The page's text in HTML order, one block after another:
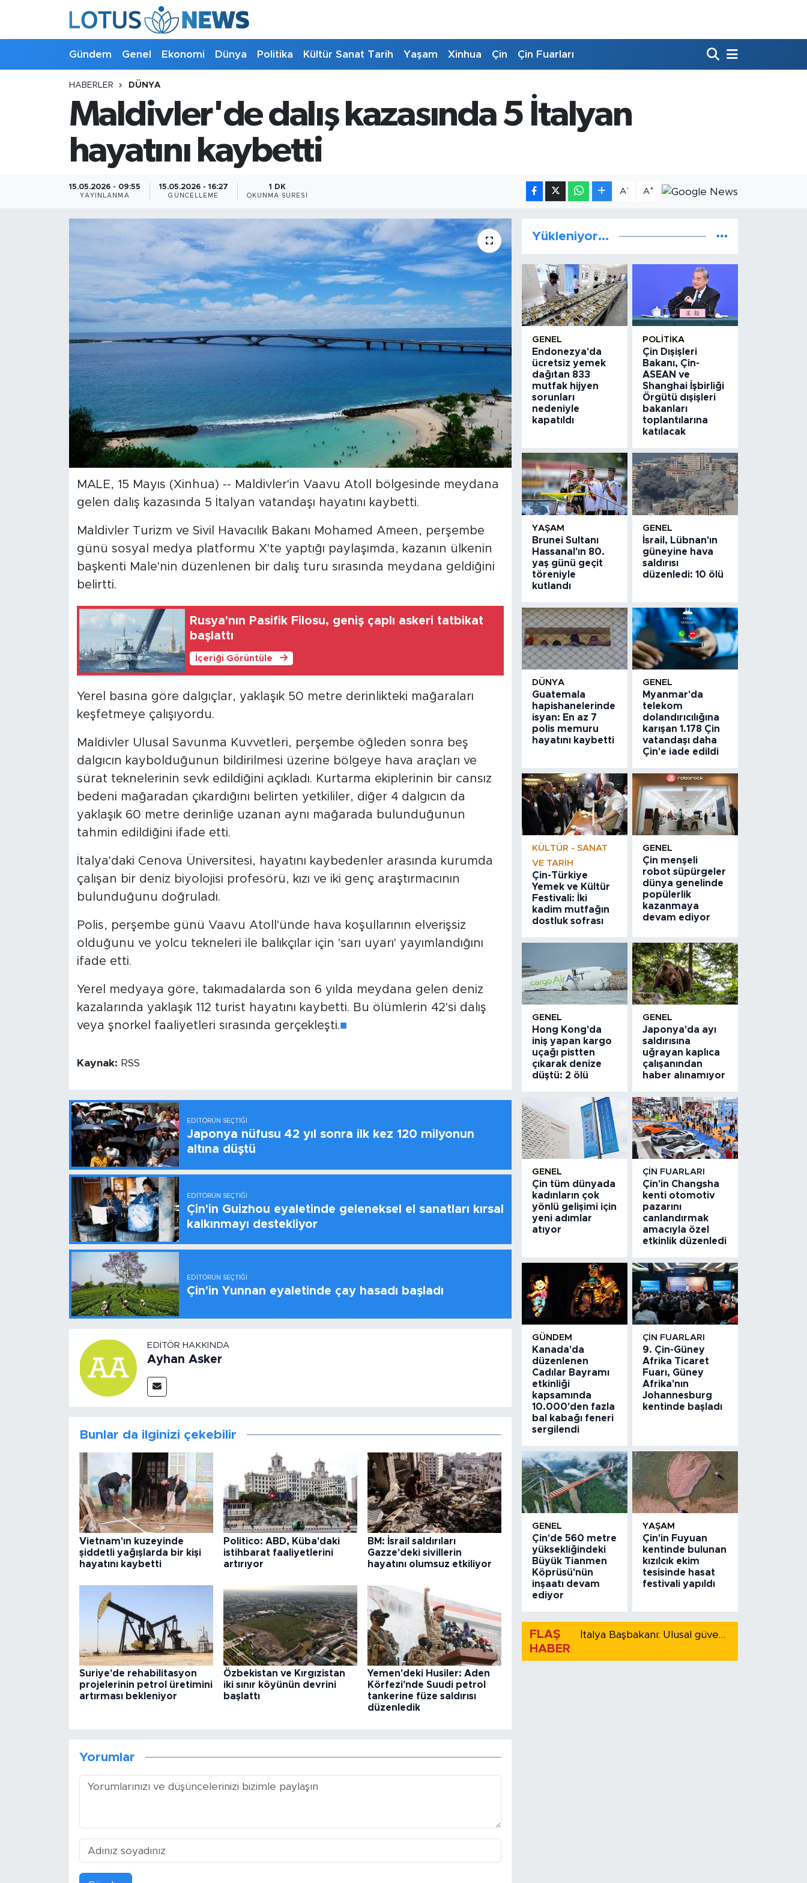
Gündem Genel Ekonomi Dünya Politika Kültür Sanat Tarih Yaşam Xinhua Çin Çin Fuarları
HABERLER DÜNYA
Maldivler'de dalış kazasında 5 İtalyan
hayatını kaybetti
15.05.2026 - 09:55
YAYINLANMA
15.05.2026 - 16:27
GÜNCELLEME
1 DK
OKUNMA SÜRESI
A- A+
MALE, 15 Mayıs (Xinhua) -- Maldivler'in Vaavu Atoll bölgesinde meydana
gelen dalış kazasında 5 İtalyan vatandaşı hayatını kaybetti.
Maldivler Turizm ve Sivil Havacılık Bakanı Mohamed Ameen, perşembe
günü sosyal medya platformu X'te yaptığı paylaşımda, kazanın ülkenin
başkenti Male'nin düzenlenen bir dalış turu sırasında meydana geldiğini
belirtti.
Rusya'nın Pasifik Filosu, geniş çaplı askeri tatbikat
başlattı
İçeriği Görüntüle
Yerel basına göre dalgıçlar, yaklaşık 50 metre derinlikteki mağaraları
keşfetmeye çalışıyordu.
Maldivler Ulusal Savunma Kuvvetleri, perşembe öğleden sonra beş
dalgıcın kaybolduğunun bildirilmesi üzerine bölgeye hava araçları ve
sürat teknelerinin sevk edildiğini açıkladı. Kurtarma ekiplerinin bir cansız
bedeni mağaradan çıkardığını belirten yetkililer, diğer 4 dalgıcın da
yaklaşık 60 metre derinliğe uzanan aynı mağarada bulunduğunun
tahmin edildiğini ifade etti.
İtalya'daki Cenova Üniversitesi, hayatını kaybedenler arasında kurumda
çalışan bir deniz biyolojisi profesörü, kızı ve iki genç araştırmacının
bulunduğunu doğruladı.
Polis, perşembe günü Vaavu Atoll'ünde hava koşullarının elverişsiz
olduğunu ve yolcu tekneleri ile balıkçılar için 'sarı uyarı' yayımlandığını
ifade etti.
Yerel medyaya göre, takımadalarda son 6 yılda meydana gelen deniz
kazalarında yaklaşık 112 turist hayatını kaybetti. Bu ölümlerin 42'si dalış
veya şnorkel faaliyetleri sırasında gerçekleşti.■
Kaynak: RSS
EDITÖRÜN SEÇTIĞI
Japonya nüfusu 42 yıl sonra ilk kez 120 milyonun
altına düştü
EDITÖRÜN SEÇTIĞI
Çin'in Guizhou eyaletinde geleneksel el sanatları kırsal
kalkınmayı destekliyor
EDITÖRÜN SEÇTIĞI
Çin'in Yunnan eyaletinde çay hasadı başladı
EDITÖR HAKKINDA
Ayhan Asker
Bunlar da ilginizi çekebilir
Vietnam'ın kuzeyinde
şiddetli yağışlarda bir kişi
hayatını kaybetti
Politico: ABD, Küba'daki
istihbarat faaliyetlerini
artırıyor
BM: İsrail saldırıları
Gazze'deki sivillerin
hayatını olumsuz etkiliyor
Suriye'de rehabilitasyon
projelerinin petrol üretimini
artırması bekleniyor
Özbekistan ve Kırgızistan
iki sınır köyünün devrini
başlattı
Yemen'deki Husiler: Aden
Körfezi'nde Suudi petrol
tankerine füze saldırısı
düzenledik
Yorumlar
Yükleniyor...
GENEL
Endonezya'da
ücretsiz yemek
dağıtan 833
mutfak hijyen
sorunları
nedeniyle
kapatıldı
POLITIKA
Çin Dışişleri
Bakanı, Çin-
ASEAN ve
Shanghai İşbirliği
Örgütü dışişleri
bakanları
toplantılarına
katılacak
YAŞAM
Brunei Sultanı
Hassanal'ın 80.
yaş günü geçit
töreniyle
kutlandı
GENEL
İsrail, Lübnan'ın
güneyine hava
saldırısı
düzenledi: 10 ölü
DÜNYA
Guatemala
hapishanelerinde
isyan: En az 7
polis memuru
hayatını kaybetti
GENEL
Myanmar'da
telekom
dolandırıcılığına
karışan 1.178 Çin
vatandaşı daha
Çin'e iade edildi
KÜLTÜR - SANAT
VE TARIH
Çin-Türkiye
Yemek ve Kültür
Festivali: İki
kadim mutfağın
dostluk sofrası
GENEL
Çin menşeli
robot süpürgeler
dünya genelinde
popülerlik
kazanmaya
devam ediyor
GENEL
Hong Kong'da
iniş yapan kargo
uçağı pistten
çıkarak denize
düştü: 2 ölü
GENEL
Japonya'da ayı
saldırısına
uğrayan kaplıca
çalışanından
haber alınamıyor
GENEL
Çin tüm dünyada
kadınların çok
yönlü gelişimi için
yeni adımlar
atıyor
ÇIN FUARLARI
Çin'in Changsha
kenti otomotiv
pazarını
canlandırmak
amacıyla özel
etkinlik düzenledi
GÜNDEM
Kanada'da
düzenlenen
Cadılar Bayramı
etkinliği
kapsamında
10.000'den fazla
bal kabağı feneri
sergilendi
ÇIN FUARLARI
9. Çin-Güney
Afrika Ticaret
Fuarı, Güney
Afrika'nın
Johannesburg
kentinde başladı
GENEL
Çin'de 560 metre
yüksekliğindeki
Büyük Tianmen
Köprüsü'nün
inşaatı devam
ediyor
YAŞAM
Çin'in Fuyuan
kentinde bulunan
kızılcık ekim
tesisinde hasat
festivali yapıldı
FLAŞ
HABER
İtalya Başbakanı: Ulusal güvenliği korumak için İspanya ile Schengen kapsamındaki serbest dolaşımı askıya alıyoruz
Politika
Kültür - Sanat ve Tarih
Foto Haber
Xinhua Türkiye